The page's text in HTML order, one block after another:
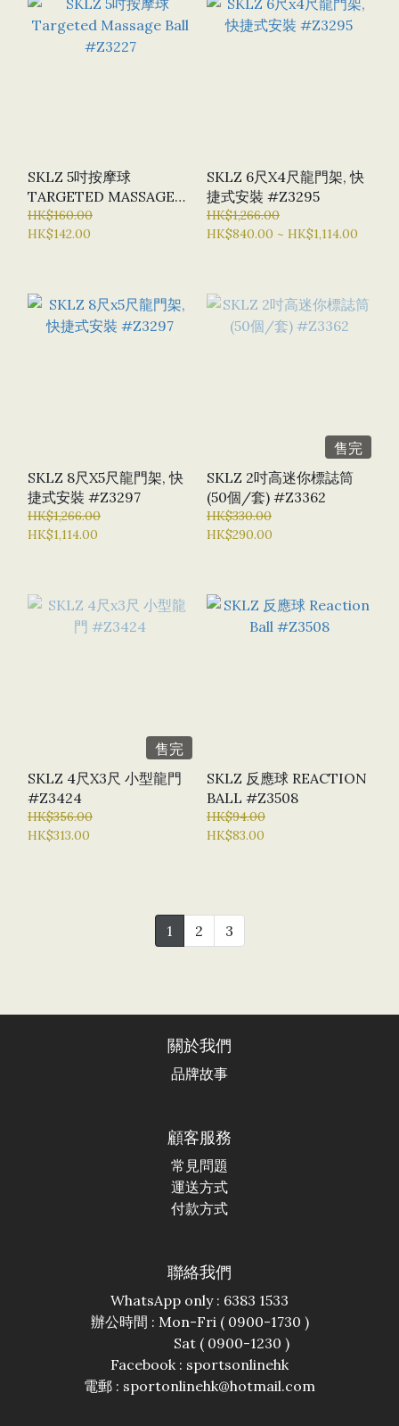
SKLZ 5吋按摩球
TARGETED MASSAGE
BALL #Z3227
HK$160.00
HK$142.00
SKLZ 6尺X4尺龍門架, 快
捷式安裝 #Z3295
HK$1,266.00
HK$840.00 ~ HK$1,114.00
SKLZ 8尺X5尺龍門架, 快
捷式安裝 #Z3297
HK$1,266.00
HK$1,114.00
售完
SKLZ 2吋高迷你標誌筒
(50個/套) #Z3362
HK$330.00
HK$290.00
售完
SKLZ 4尺X3尺 小型龍門
#Z3424
HK$356.00
HK$313.00
SKLZ 反應球 REACTION
BALL #Z3508
HK$94.00
HK$83.00
1 2 3
關於我們
品牌故事
顧客服務
常見問題
運送方式
付款方式
聯絡我們
WhatsApp only : 6383 1533
辦公時間 : Mon-Fri ( 0900-1730 )
Sat ( 0900-1230 )
Facebook : sportsonlinehk
電郵 : sportonlinehk@hotmail.com